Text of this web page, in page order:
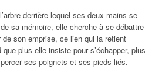
derrière lequel ses deux mains se
sa mémoire, elle cherche à se débattre
de son emprise, ce lien qui la retient
plus elle insiste pour s’échapper, plus
ses poignets et ses pieds liés.